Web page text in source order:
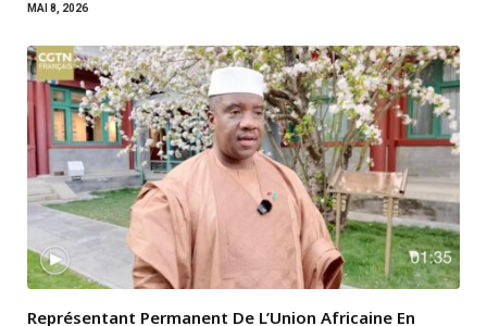
MAI 8, 2026
Représentant Permanent De L’Union Africaine En